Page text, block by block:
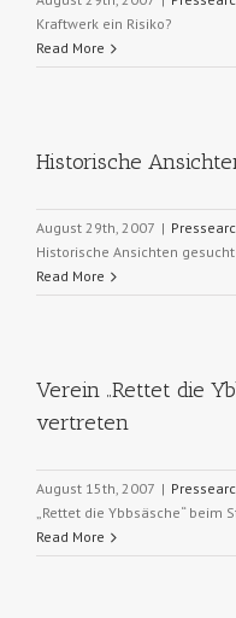
Kraftwerk ein Risiko?
Read More
Historische
August 29th, 2007 |
Historische Ansichten gesucht
Read More
Verein „Rettet die
vertreten
August 15th, 2007 |
„Rettet die Ybbsäsche“ beim
Read More